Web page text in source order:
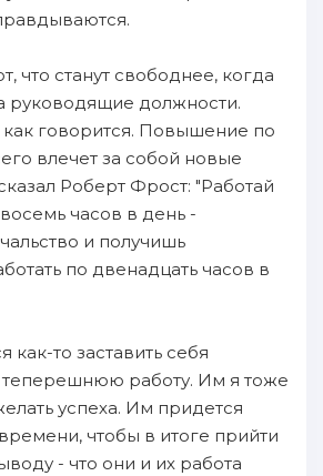
что станут свободнее, когда
руководящие должности.
говорится. Повышение по
влечет за собой новые
Роберт Фрост: "Работай
часов в день -
и получишь
по двенадцать часов в
как-то заставить себя
работу. Им я тоже
успеха. Им придется
чтобы в итоге прийти
- что они и их работа